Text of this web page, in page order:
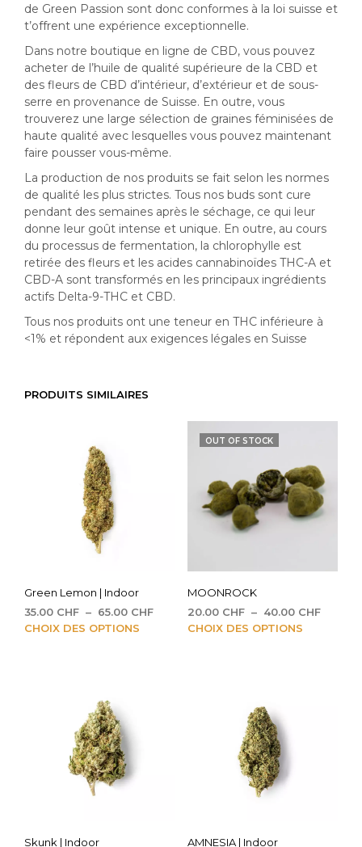
de Green Passion sont donc conformes à la loi suisse et
t’offrent une expérience exceptionnelle.
Dans notre boutique en ligne de CBD, vous pouvez
acheter de l’huile de qualité supérieure de la CBD et
des fleurs de CBD d’intérieur, d’extérieur et de sous-
serre en provenance de Suisse. En outre, vous
trouverez une large sélection de graines féminisées de
haute qualité avec lesquelles vous pouvez maintenant
faire pousser vous-même.
La production de nos produits se fait selon les normes
de qualité les plus strictes. Tous nos buds sont cure
pendant des semaines après le séchage, ce qui leur
donne leur goût intense et unique. En outre, au cours
du processus de fermentation, la chlorophylle est
retirée des fleurs et les acides cannabinoïdes THC-A et
CBD-A sont transformés en les principaux ingrédients
actifs Delta-9-THC et CBD.
Tous nos produits ont une teneur en THC inférieure à
<1% et répondent aux exigences légales en Suisse
PRODUITS SIMILAIRES
Green Lemon | Indoor
35.00 CHF – 65.00 CHFPlage
CHOIX DES OPTIONS
Ce
OUT OF STOCK
MOONROCK
20.00 CHF – 40.00 CHFPlage
CHOIX DES OPTIONS
Skunk | Indoor AMNESIA | Indoor